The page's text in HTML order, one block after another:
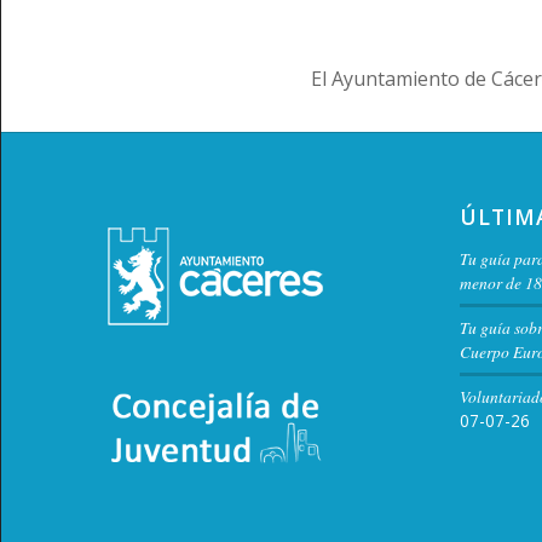
El Ayuntamiento de
Tu guía
menor de
Tu guía
Cuerpo
07-07-26